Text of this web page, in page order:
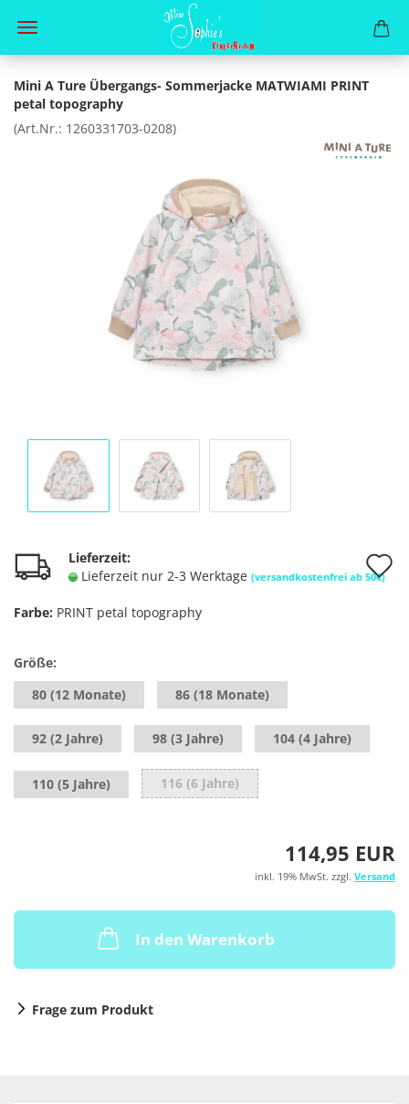
Mini A Ture Übergangs- Sommerjacke MATWIAMI PRINT
petal topography
(Art.Nr.: 1260331703-0208)
Lieferzeit:
Lieferzeit nur 2-3 Werktage (versandkostenfrei ab 50€)
Farbe: PRINT petal topography
Größe:
80 (12 Monate)
86 (18 Monate)
92 (2 Jahre) 98 (3 Jahre) 104 (4 Jahre)
110 (5 Jahre) 116 (6 Jahre)
114,95 EUR
inkl. 19% MwSt. zzgl. Versand
In den Warenkorb
Frage zum Produkt